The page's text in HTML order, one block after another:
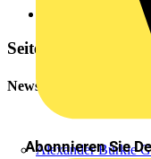
Alexander Bürkle
Erstellung von
Seitenleiste
Newsletter
Abonnieren Sie